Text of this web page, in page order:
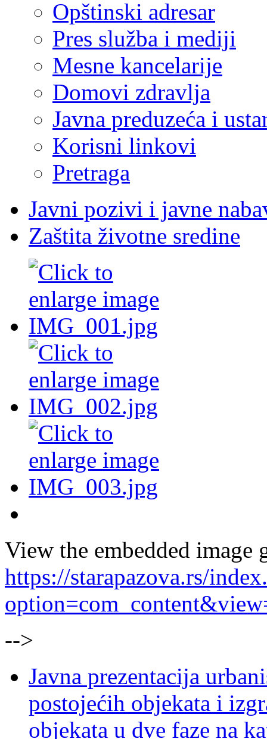
Opštinski adresar
Pres služba i mediji
Mesne kancelarije
Domovi zdravlja
Javna preduzeća i
Korisni linkovi
Pretraga
Javni pozivi i javne
Zaštita životne sredine
View the embedded image
https://starapazova.rs/
-->
Javna prezentacija
postojećih objekata i
objekata u dve faze na